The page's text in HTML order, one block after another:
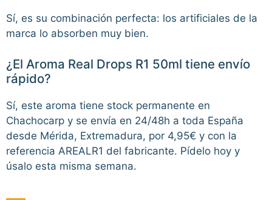
Sí, es su combinación perfecta: los artificiales de la
marca lo absorben muy bien.
¿El Aroma Real Drops R1 50ml tiene envío
rápido?
Sí, este aroma tiene stock permanente en
Chachocarp y se envía en 24/48h a toda España
desde Mérida, Extremadura, por 4,95€ y con la
referencia AREALR1 del fabricante. Pídelo hoy y
úsalo esta misma semana.